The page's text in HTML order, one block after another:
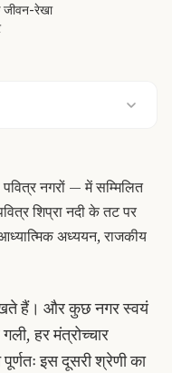
जीवन-रेखा
नगरों — में सम्मिलित
शिप्रा नदी के तट पर
अध्ययन, राजकीय
हैं। और कुछ नगर स्वयं
हर मंत्रोच्चार
इस दूसरी श्रेणी का